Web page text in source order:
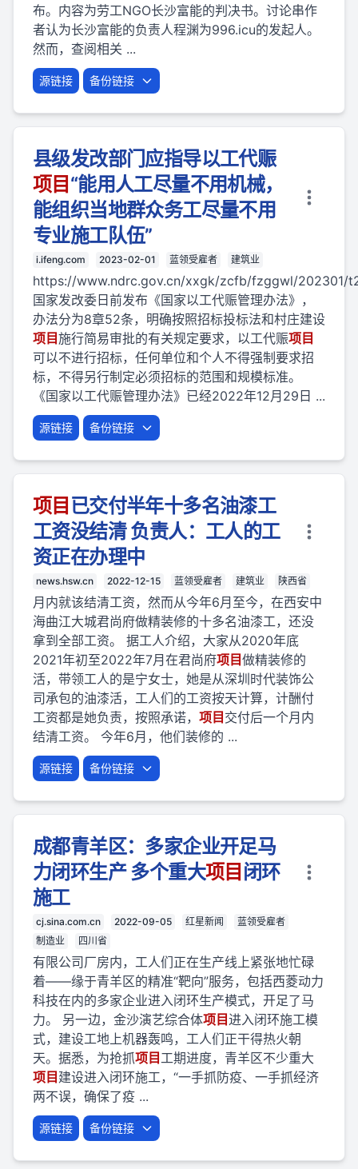
布。内容为劳工NGO长沙富能的判决书。讨论串作
者认为长沙富能的负责人程渊为996.icu的发起人。
然而，查阅相关 ...
源链接 备份链接
县级发改部门应指导以工代赈
项目 “能用人工尽量不用机械，
能组织当地群众务工尽量不用
专业施工队伍”
i.ifeng.com 2023-02-01 蓝领受雇者 建筑业
https://www.ndrc.gov.cn/xxgk/zcfb/fzggwl/202301/
国家发改委日前发布《国家以工代赈管理办法》，
办法分为8章52条，明确按照招标投标法和村庄建设
项目施行简易审批的有关规定要求，以工代赈项目
可以不进行招标，任何单位和个人不得强制要求招
标，不得另行制定必须招标的范围和规模标准。
《国家以工代赈管理办法》已经2022年12月29日 ...
源链接 备份链接
项目 已交付半年十多名油漆工
工资没结清 负责人：工人的工
资正在办理中
news.hsw.cn 2022-12-15 蓝领受雇者 建筑业 陕西省
月内就该结清工资，然而从今年6月至今，在西安中
海曲江大城君尚府做精装修的十多名油漆工，还没
拿到全部工资。 据工人介绍，大家从2020年底
2021年初至2022年7月在君尚府项目做精装修的
活，带领工人的是宁女士，她是从深圳时代装饰公
司承包的油漆活，工人们的工资按天计算，计酬付
工资都是她负责，按照承诺， 项目 交付后一个月内
结清工资。 今年6月，他们装修的 ...
源链接 备份链接
成都青羊区：多家企业开足马
力闭环生产 多个重大项目 闭环
施工
cj.sina.com.cn 2022-09-05 红星新闻
蓝领受雇者
制造业
四川省
有限公司厂房内，工人们正在生产线上紧张地忙碌
着——缘于青羊区的精准“靶向”服务，包括西菱动力
科技在内的多家企业进入闭环生产模式，开足了马
力。 另一边，金沙演艺综合体项目进入闭环施工模
式，建设工地上机器轰鸣，工人们正干得热火朝
天。据悉，为抢抓项目工期进度，青羊区不少重大
项目 建设进入闭环施工，“一手抓防疫、一手抓经济
两不误，确保了疫 ...
源链接 备份链接